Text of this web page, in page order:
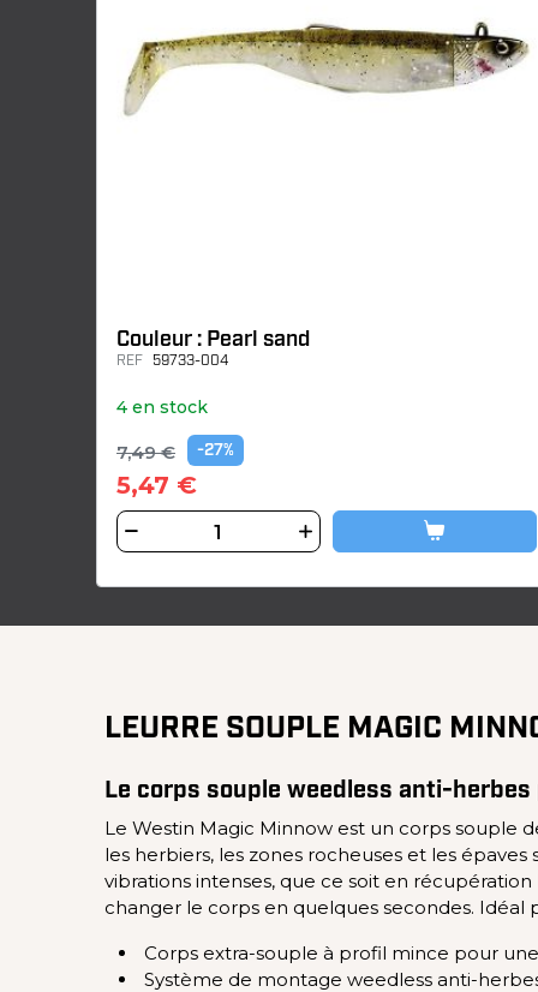
Couleur : Pearl sand
REF 59733-004
4 en stock
7,49 € -27%
5,47 €
LEURRE SOUPLE MAGIC
Le corps souple weedless anti-
Le Westin Magic Minnow est un corps
les herbiers, les zones rocheuses et les
vibrations intenses, que ce soit en
changer le corps en quelques secondes. Idéal
Corps extra-souple à profil mince pour
Système de montage weedless anti-